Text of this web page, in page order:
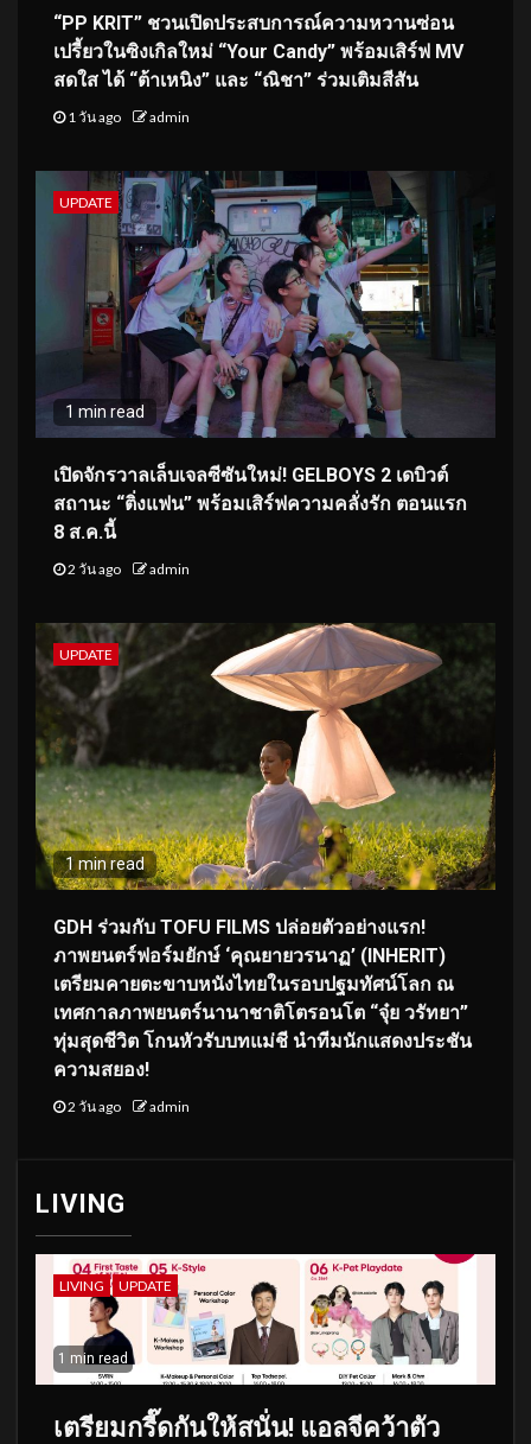
“PP KRIT” ชวนเปิดประสบการณ์ความหวานซ่อน
เปรี้ยวในซิงเกิลใหม่ “Your Candy” พร้อมเสิร์ฟ MV
สดใส ได้ “ต้าเหนิง” และ “ณิชา” ร่วมเติมสีสัน
1 วัน ago admin
UPDATE
1 min read
เปิดจักรวาลเล็บเจลซีซันใหม่! GELBOYS 2 เดบิวต์
สถานะ “ติ่งแฟน” พร้อมเสิร์ฟความคลั่งรัก ตอนแรก
8 ส.ค.นี้
2 วัน ago admin
UPDATE
1 min read
GDH ร่วมกับ TOFU FILMS ปล่อยตัวอย่างแรก!
ภาพยนตร์ฟอร์มยักษ์ ‘คุณยายวรนาฏ’ (INHERIT)
เตรียมคายตะขาบหนังไทยในรอบปฐมทัศน์โลก ณ
เทศกาลภาพยนตร์นานาชาติโตรอนโต “จุ๋ย วรัทยา”
ทุ่มสุดชีวิต โกนหัวรับบทแม่ชี นำทีมนักแสดงประชัน
ความสยอง!
2 วัน ago admin
LIVING
LIVING UPDATE
1 min read
เตรียมกรี๊ดกันให้สนั่น! แอลจีคว้าตัว